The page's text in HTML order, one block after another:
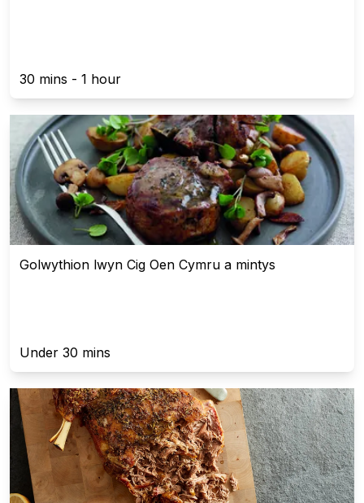
30 mins - 1 hour
Golwythion lwyn Cig Oen Cymru a mintys
Under 30 mins